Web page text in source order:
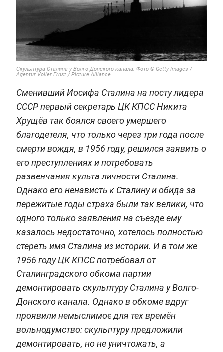
Скульптура Сталина у Волго-Донского канала. Фото © Getty Images /
Agentur Voller Ernst / Picture Alliance
Сменивший Иосифа Сталина на посту лидера
СССР первый секретарь ЦК КПСС Никита
Хрущёв так боялся своего умершего
благодетеля, что только через три года после
смерти вождя, в 1956 году, решился заявить о
его преступлениях и потребовать
развенчания культа личности Сталина.
Однако его ненависть к Сталину и обида за
пережитые годы страха были так велики, что
одного только заявления на съезде ему
казалось недостаточно, хотелось полностью
стереть имя Сталина из истории. И в том же
1956 году ЦК КПСС потребовал от
Сталинградского обкома партии
демонтировать скульптуру Сталина у Волго-
Донского канала. Однако в обкоме вдруг
проявили немыслимое для тех времён
вольнодумство: скульптуру предложили
демонтировать, но не уничтожать, а